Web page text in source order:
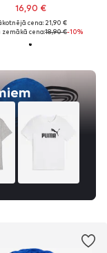
16,90 €
cena: 21,90 €
zemākā cena:18,90 €-10%